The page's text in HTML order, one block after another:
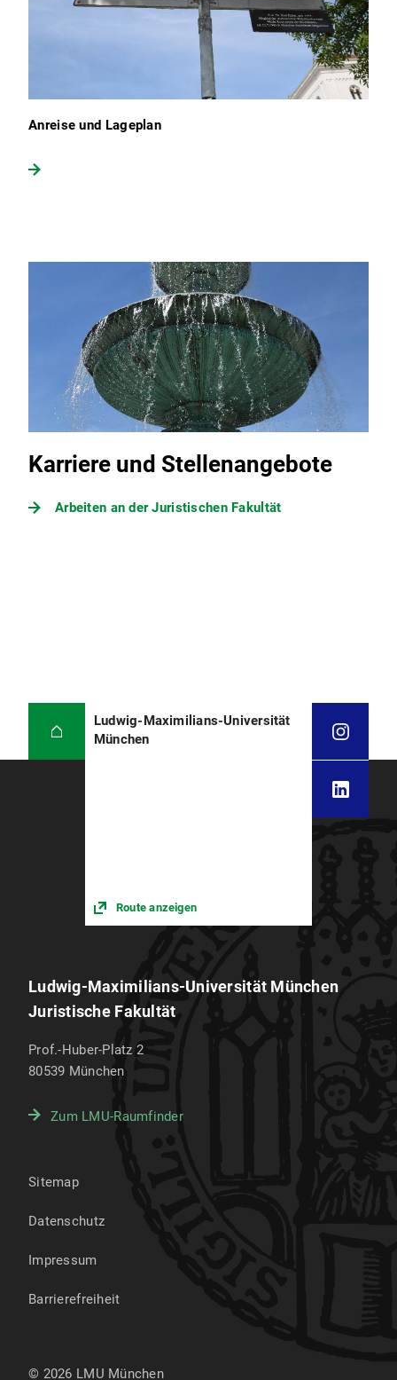
Anreise und Lageplan
Karriere und Stellenangebote
Arbeiten an der Juristischen Fakultät
Ludwig-Maximilians-Universität
München
Route anzeigen
Ludwig-Maximilians-Universität München
Juristische Fakultät
Prof.-Huber-Platz 2
80539 München
Zum LMU-Raumfinder
Sitemap
Datenschutz
Impressum
Barrierefreiheit
© 2026 LMU München